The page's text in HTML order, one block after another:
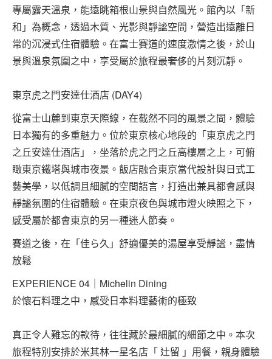
專屬露天溫泉，能遠眺箱根山景與自然風光。館內以「新
和」為概念，透過木質、光影與靜謐空間，營造出遠離日
常的沉浸式住宿體驗。在富士賽道的速度激情之後，於山
景與溫泉氛圍之中，享受屬於旅程最奢侈的片刻沉靜。
東京虎之門安達仕酒店 (DAY4)
從富士山麓到東京天際線，在截然不同的風景之間，體驗
日本獨有的多重魅力。位於東京核心地段的「東京虎之門
之丘安達仕酒店」，坐落於虎之門之丘高樓層之上，可俯
瞰東京鐵塔與城市夜景。飯店融合東京當代設計與日式工
藝美學，以低調且細膩的空間語言，打造出兼具都會感與
靜謐氛圍的住宿體驗。在東京夜色與城市燈火映照之下，
感受屬於都會東京的另一種迷人節奏。
賽道之後，在「佳ら久」舒適優美的湯屋享受靜謐，盡情
放鬆
EXPERIENCE 04｜Michelin Dining
於懷石料理之中，感受日本料理藝術的極致
真正令人難忘的款待，往往藏於最細膩的細節之中。本次
旅程特別安排於米其林一星名店「 辻留 」用餐，親身體驗